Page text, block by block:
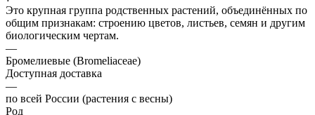
Это крупная группа родственных растений, объединённых по
общим признакам: строению цветов, листьев, семян и другим
биологическим чертам.
—
Бромелиевые (Bromeliaceae)
Доступная доставка
—
по всей России (растения с весны)
Род